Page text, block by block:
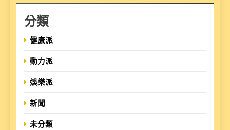
分類
健康派
動力派
娛樂派
新聞
未分類